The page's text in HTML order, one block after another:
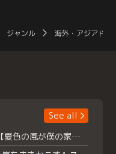
ジャンル 海外・アジアドラ
See all
浮所飛貴主演！ 【夏色の風が僕の家にやってきた】 本日よりテラサで独占配信スタート！